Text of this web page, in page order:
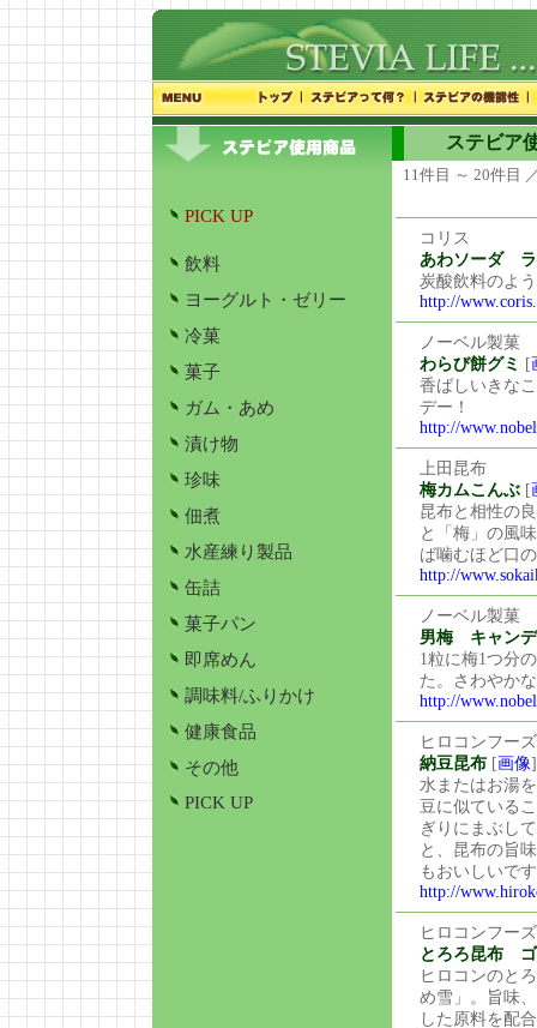
PICK UP
飲料
ヨーグルト・ゼリー
冷菓
菓子
ガム・あめ
漬け物
珍味
佃煮
水産練り製品
缶詰
菓子パン
即席めん
調味料/ふりかけ
健康食品
その他
PICK UP
ステビア
11件目 ～ 20件目
コリス
あわソーダ ラ
炭酸飲料のよ
http://
ノーベル製菓
わらび餅グミ [
香ばしいきな
デー！
http://
上田昆布
梅カムこんぶ [
昆布と相性の
と「梅」の風
ば噛むほど口
http://
ノーベル製菓
男梅 キャン
1粒に梅1つ分
た。さわやか
http://
ヒロコンフーズ
納豆昆布 [画像]
水またはお湯
豆に似ている
ぎりにまぶし
と、昆布の旨
もおいしいで
http://
ヒロコンフーズ
とろろ昆布
ヒロコンのと
め雪」。旨味
した原料を配